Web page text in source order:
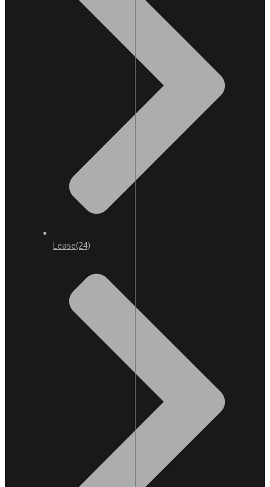
Lease(24)